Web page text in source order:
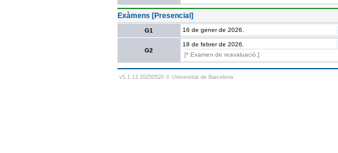
Exàmens [Presencial]
G1 16 de gener de 2026.
G2
18 de febrer de 2026.
[* Examen de reavaluació.]
v5.1.13 20250520 © Universitat de Barcelona